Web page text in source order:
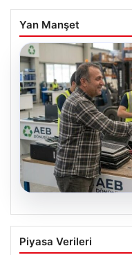
Yan Manşet
Profesyonel IT
Çevre Dönüşüm
Piyasa Verileri